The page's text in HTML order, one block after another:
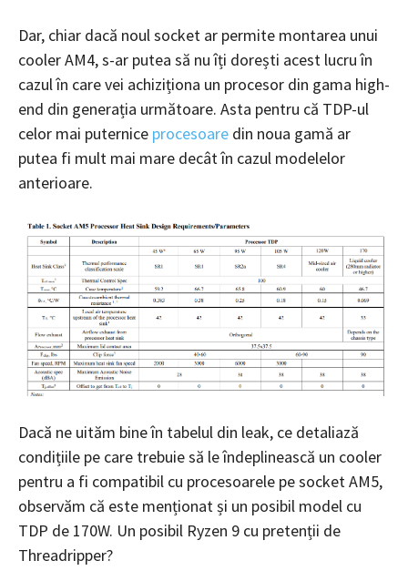
Dar, chiar dacă noul socket ar permite montarea unui
cooler AM4, s-ar putea să nu îți dorești acest lucru în
cazul în care vei achiziționa un procesor din gama high-
end din generația următoare. Asta pentru că TDP-ul
celor mai puternice procesoare din noua gamă ar
putea fi mult mai mare decât în cazul modelelor
anterioare.
Dacă ne uităm bine în tabelul din leak, ce detaliază
condițiile pe care trebuie să le îndeplinească un cooler
pentru a fi compatibil cu procesoarele pe socket AM5,
observăm că este menționat și un posibil model cu
TDP de 170W. Un posibil Ryzen 9 cu pretenții de
Threadripper?